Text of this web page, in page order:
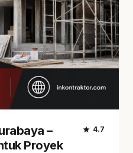
–
Proyek
star 4.7